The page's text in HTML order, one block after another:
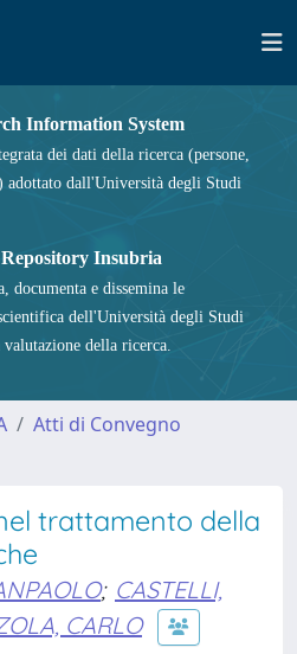
Information System
dei dati della ricerca (persone,
dall'Università degli Studi
Insubria
documenta e dissemina le
dell'Università degli Studi
della ricerca.
Atti di Convegno
trattamento della
; CASTELLI,
CARLO